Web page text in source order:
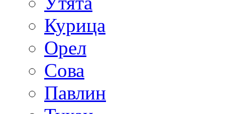
Курица
Орел
Сова
Павлин